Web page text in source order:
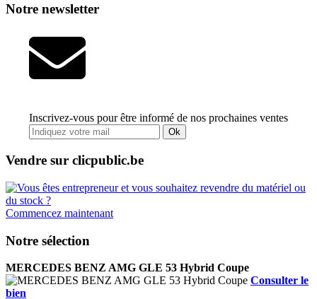
Notre newsletter
Inscrivez-vous pour être informé de nos prochaines ventes
Ok
Vendre sur clicpublic.be
Commencez maintenant
Notre sélection
MERCEDES BENZ AMG GLE 53 Hybrid Coupe
Consulter le
bien